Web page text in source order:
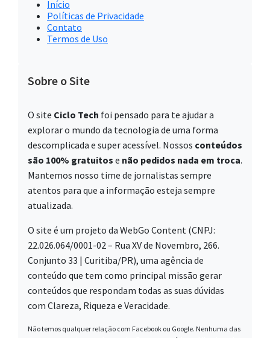
Início
Políticas de Privacidade
Contato
Termos de Uso
Sobre o Site
O site Ciclo Tech foi pensado para te ajudar a
explorar o mundo da tecnologia de uma forma
descomplicada e super acessível. Nossos conteúdos
são 100% gratuitos e não pedidos nada em troca.
Mantemos nosso time de jornalistas sempre
atentos para que a informação esteja sempre
atualizada.
O site é um projeto da WebGo Content (CNPJ:
22.026.064/0001-02 – Rua XV de Novembro, 266.
Conjunto 33 | Curitiba/PR), uma agência de
conteúdo que tem como principal missão gerar
conteúdos que respondam todas as suas dúvidas
com Clareza, Riqueza e Veracidade.
Não temos qualquer relação com Facebook ou Google. Nenhuma das